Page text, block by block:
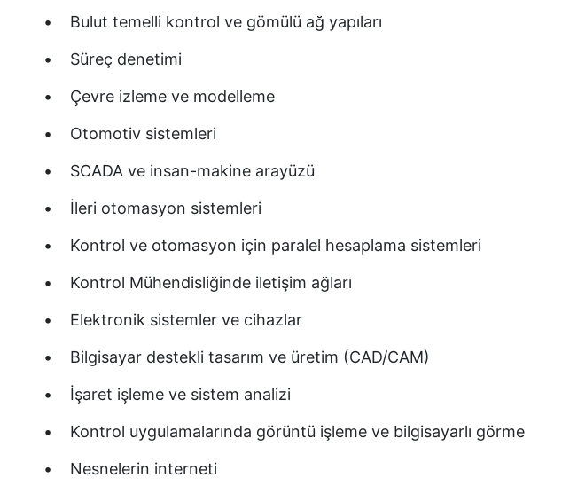
• Bulut temelli kontrol ve gömülü ağ yapıları
• Süreç denetimi
• Çevre izleme ve modelleme
• Otomotiv sistemleri
• SCADA ve insan-makine arayüzü
• İleri otomasyon sistemleri
• Kontrol ve otomasyon için paralel hesaplama sistemleri
• Kontrol Mühendisliğinde iletişim ağları
• Elektronik sistemler ve cihazlar
• Bilgisayar destekli tasarım ve üretim (CAD/CAM)
• İşaret işleme ve sistem analizi
• Kontrol uygulamalarında görüntü işleme ve bilgisayarlı görme
• Nesnelerin interneti